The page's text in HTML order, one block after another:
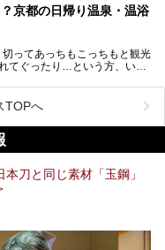
しても人気の京都。
泉に浸かってリフレッシュす
施設をピックアップしてご紹
京都の日帰り温泉・温浴
ってあっちもこっちもと観光
てぐったり…という方、いま
！京都には、市内にも郊外に
あります。そこで、日帰り利用
設をまとめてみました。
TOPへ
刀と同じ素材「玉鋼」